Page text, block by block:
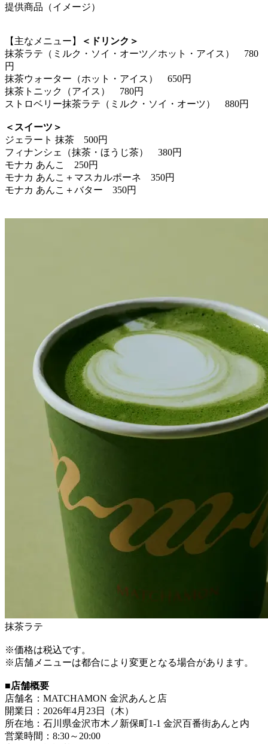
提供商品（イメージ）
【主なメニュー】
＜ドリンク＞
抹茶ラテ（ミルク・ソイ・オーツ／ホット・アイス） 780
円
抹茶ウォーター（ホット・アイス） 650円
抹茶トニック（アイス） 780円
ストロベリー抹茶ラテ（ミルク・ソイ・オーツ） 880円
＜スイーツ＞
ジェラート 抹茶 500円
フィナンシェ（抹茶・ほうじ茶） 380円
モナカ あんこ 250円
モナカ あんこ＋マスカルポーネ 350円
モナカ あんこ＋バター 350円
抹茶ラテ
※価格は税込です。
※店舗メニューは都合により変更となる場合があります。
■店舗概要
店舗名：MATCHAMON 金沢あんと店
開業日：2026年4月23日（木）
所在地：石川県金沢市木ノ新保町1-1 金沢百番街あんと内
営業時間：8:30～20:00